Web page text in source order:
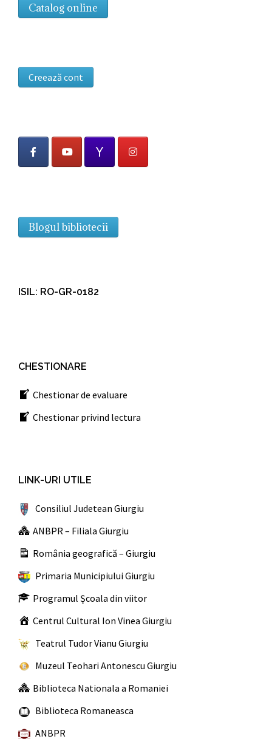
Catalog online
Creează cont
Blogul bibliotecii
ISIL: RO-GR-0182
CHESTIONARE
Chestionar de evaluare
Chestionar privind lectura
LINK-URI UTILE
Consiliul Judetean Giurgiu
ANBPR – Filiala Giurgiu
România geografică – Giurgiu
Primaria Municipiului Giurgiu
Programul Școala din viitor
Centrul Cultural Ion Vinea Giurgiu
Teatrul Tudor Vianu Giurgiu
Muzeul Teohari Antonescu Giurgiu
Biblioteca Nationala a Romaniei
Biblioteca Romaneasca
ANBPR